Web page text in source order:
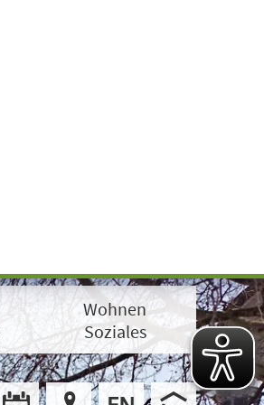
Wohnen
Soziales